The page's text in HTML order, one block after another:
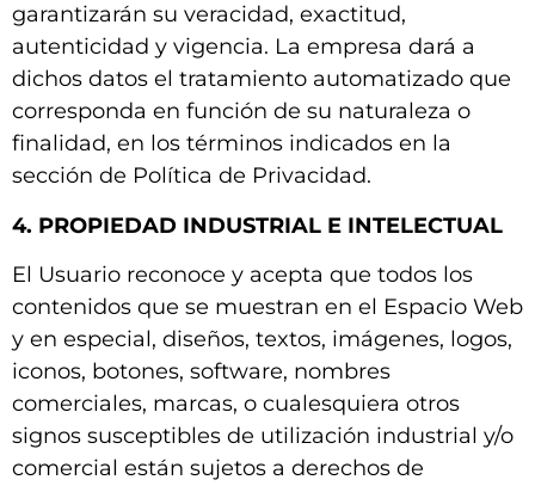
garantizarán su veracidad, exactitud,
autenticidad y vigencia. La empresa dará a
dichos datos el tratamiento automatizado que
corresponda en función de su naturaleza o
finalidad, en los términos indicados en la
sección de Política de Privacidad.
4. PROPIEDAD INDUSTRIAL E INTELECTUAL
El Usuario reconoce y acepta que todos los
contenidos que se muestran en el Espacio Web
y en especial, diseños, textos, imágenes, logos,
iconos, botones, software, nombres
comerciales, marcas, o cualesquiera otros
signos susceptibles de utilización industrial y/o
comercial están sujetos a derechos de